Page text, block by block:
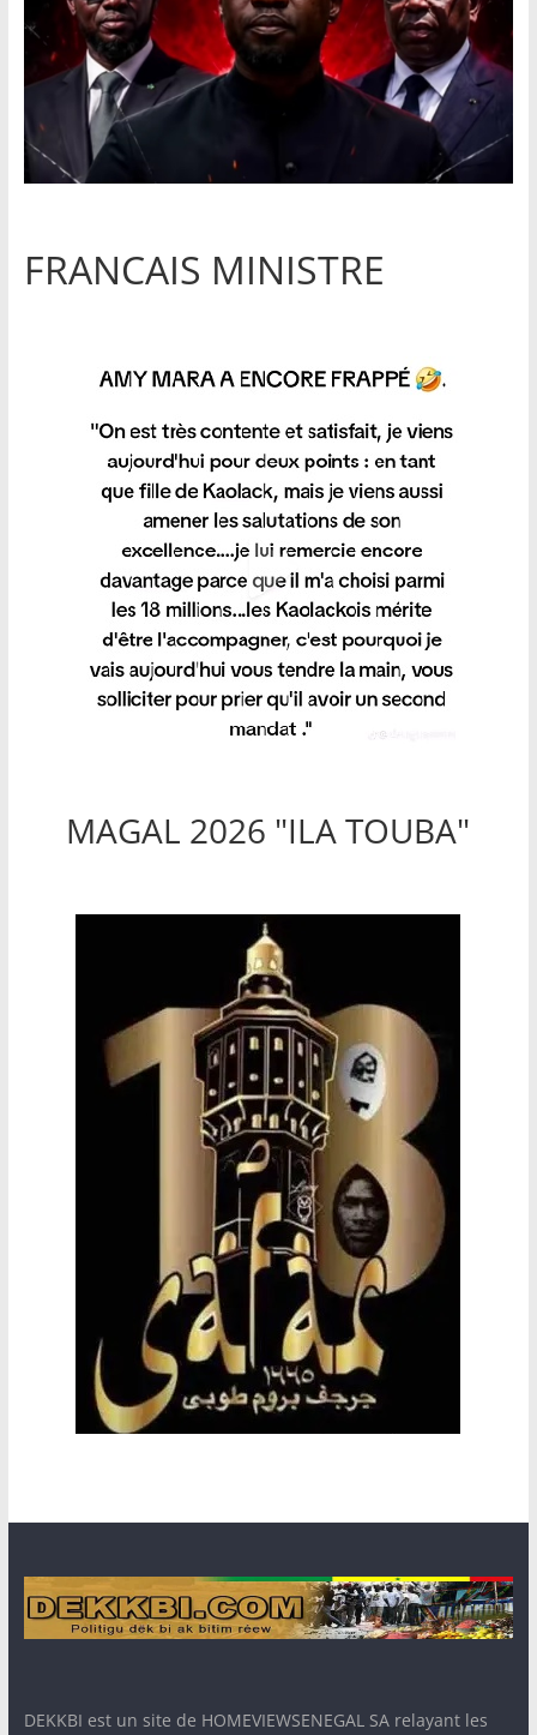
FRANCAIS MINISTRE
MAGAL 2026 "ILA TOUBA"
DEKKBI est un site de HOMEVIEWSENEGAL SA relayant les